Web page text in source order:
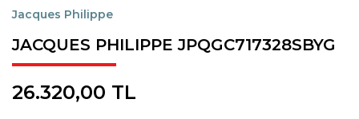
Jacques Philippe
JACQUES PHILIPPE JPQGC717328SBYG
26.320,00 TL